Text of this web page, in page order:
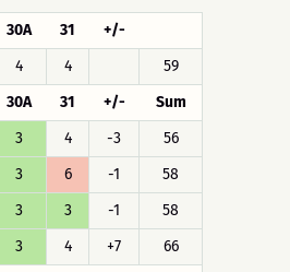
30A 31
+/-
4 4
59
30A 31 +/-
Sum
3 4 -3
56
3 6 -1
58
3 3 -1
58
3 4 +7
66